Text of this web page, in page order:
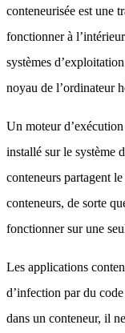
conteneurisée est une
fonctionner à
systèmes
noyau de l’ordinateur
Un moteur
installé sur le système
conteneurs partagent
conteneurs, de sorte
fonctionner sur une
Les applications
d’infection par du
dans un conteneur, il